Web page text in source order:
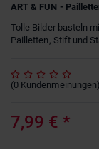
ART & FUN -
Tolle Bilder basteln
Pailletten, Stift und
(0 Kundenmeinungen)
7,99 € *